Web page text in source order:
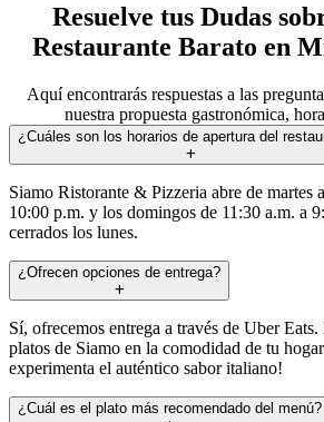
Resuelve tus Dudas
Restaurante Barato en
Aquí encontrarás respuestas a las
nuestra propuesta gastronómica,
¿Cuáles son los horarios de apertura del
Siamo Ristorante & Pizzeria abre de martes
10:00 p.m. y los domingos de 11:30 a.m. a
cerrados los lunes.
¿Ofrecen opciones de entrega?
Sí, ofrecemos entrega a través de Uber
platos de Siamo en la comodidad de tu
experimenta el auténtico sabor italiano!
¿Cuál es el plato más recomendado del menú?